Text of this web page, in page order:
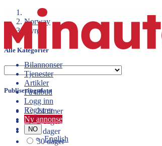
Bilannonser
Tjenester
Artikler
Få tilbud
Logg inn
Registrer
Ny annonse
NO
English
Norway
Dyrøy
Alle Kategorier
Publiseringsdato
24 timer
3 dager
7 dager
30 dager